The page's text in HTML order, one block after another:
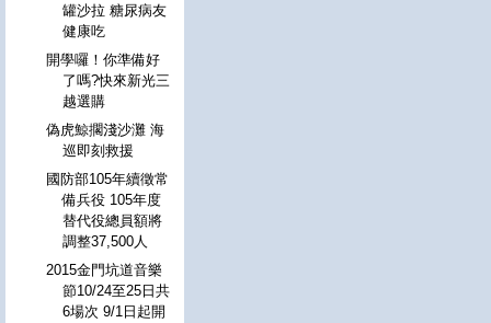
罐沙拉 糖尿病友
健康吃
開學囉！你準備好
了嗎?快來新光三
越選購
偽虎鯨擱淺沙灘 海
巡即刻救援
國防部105年續徵常
備兵役 105年度
替代役總員額將
調整37,500人
2015金門坑道音樂
節10/24至25日共
6場次 9/1日起開